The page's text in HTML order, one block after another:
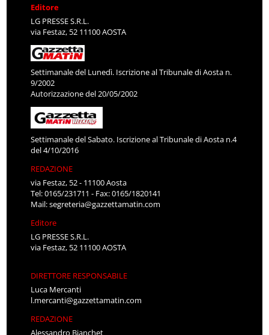
Editore
LG PRESSE S.R.L.
via Festaz, 52 11100 AOSTA
Settimanale del Lunedì. Iscrizione al Tribunale di Aosta n.
9/2002
Autorizzazione del 20/05/2002
Settimanale del Sabato. Iscrizione al Tribunale di Aosta n.4
del 4/10/2016
REDAZIONE
via Festaz, 52 - 11100 Aosta
Tel: 0165/231711 - Fax: 0165/1820141
Mail:segreteria@gazzettamatin.com
Editore
LG PRESSE S.R.L.
via Festaz, 52 11100 AOSTA
DIRETTORE RESPONSABILE
Luca Mercanti
l.mercanti@gazzettamatin.com
REDAZIONE
Alessandro Bianchet